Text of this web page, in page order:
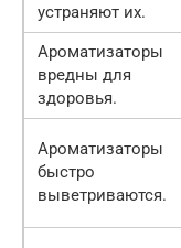
устраняют их.
Ароматизаторы
вредны для
здоровья.
Ароматизаторы
быстро
выветриваются.